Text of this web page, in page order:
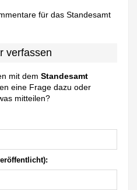
für das Standesamt
verfassen
mit demStandesamt
eine Frage dazu oder
mitteilen?